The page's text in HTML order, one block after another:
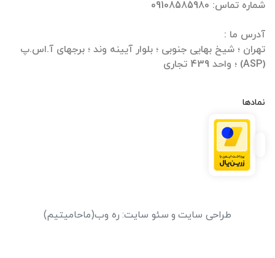
تهران ؛ شیخ بهایی جنوبی ؛ بلوار آیینه وند ؛ برجهای آ.اس.پ
(ASP) ؛ واحد 439 تجاری
نمادها
طراحی سایت و سئو سایت: ره وب(ماحامیتیم)